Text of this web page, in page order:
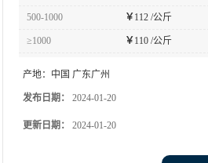
500-1000 ￥ 112 /公斤
≥1000 ￥ 110 /公斤
产地： 中国 广东广州
发布日期： 2024-01-20
更新日期： 2024-01-20